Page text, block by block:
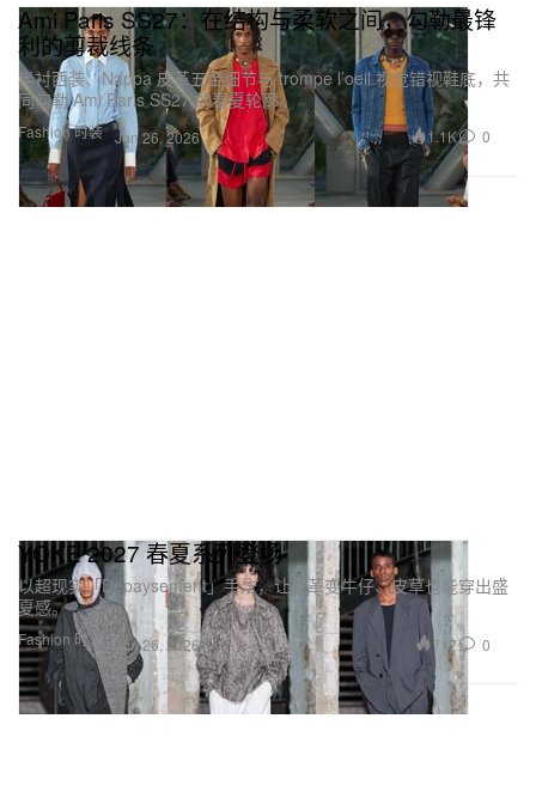
Fashion 时装
Ami Paris SS27：在结构与柔软之间，勾勒最锋
利的剪裁线条
半衬西装、Nappa 皮革五金细节与 trompe l’oeil 视觉错视鞋底，共
同勾勒 Ami Paris SS27 的春夏轮廓。
Jun 26, 2026 1.1K 0
Fashion 时装
YOKE 2027 春夏系列登场
以超现实「Dépaysement」手法，让皮革变牛仔、皮草也能穿出盛
夏感。
Jun 26, 2026 717 0